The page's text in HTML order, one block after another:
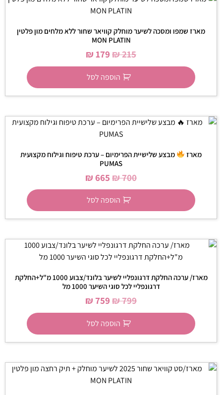
מארז שמפו ומסכה לשיער מוחלק קוויאר שחור ללא מלחים מון פלטין
MON PLATIN
₪215
₪179
הוספה לסל
מארז
מבצע שלישיית הפרימיום – ערכת טיפוח וגילוח מקצועית
PUMAS
₪700
₪665
הוספה לסל
מארז/ ערכה החלקת דרגונפליי לשיער בלונד/צבוע 1000 מ"ל+החלקת
דרגונפליי לכל סוגי השיער 1000 מל
₪799
₪ 759
הוספה לסל